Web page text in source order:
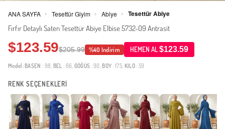
ANA SAYFA > Tesettür Giyim > Abiye > Tesettür Abiye
Fırfır Detaylı Saten Tesettür Abiye Elbise 5732-09 Antrasit
$123.59$205.99 %40 İndirim HEMEN AL$123.59
Model: BASEN : 98, BEL : 66, GÖĞÜS : 90, BOY : 175, KILO: 59
RENK SEÇENEKLERİ